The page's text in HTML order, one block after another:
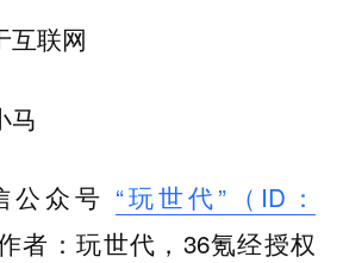
互联网
马
公众号 “玩世代”（ID：
者：玩世代，36氪经授权